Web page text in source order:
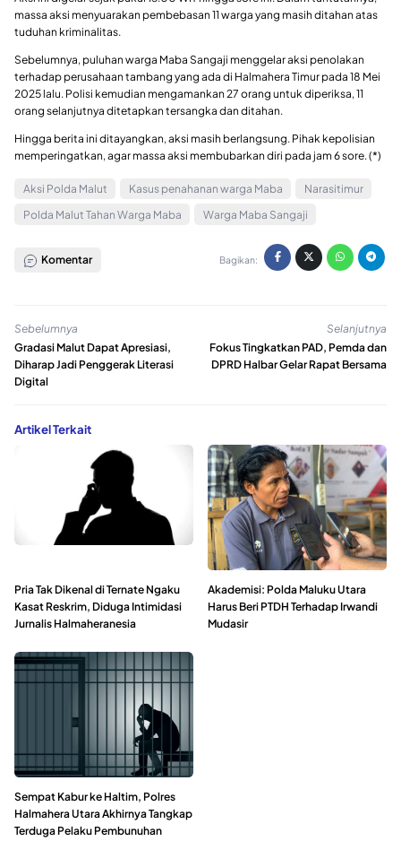
massa aksi menyuarakan pembebasan 11 warga yang masih ditahan atas
tuduhan kriminalitas.
Sebelumnya, puluhan warga Maba Sangaji menggelar aksi penolakan
terhadap perusahaan tambang yang ada di Halmahera Timur pada 18 Mei
2025 lalu. Polisi kemudian mengamankan 27 orang untuk diperiksa, 11
orang selanjutnya ditetapkan tersangka dan ditahan.
Hingga berita ini ditayangkan, aksi masih berlangsung. Pihak kepolisian
memperingatkan, agar massa aksi membubarkan diri pada jam 6 sore. (*)
Aksi Polda Malut Kasus penahanan warga Maba
Narasitimur
Polda Malut Tahan Warga Maba
Warga Maba Sangaji
Komentar Bagikan:
Sebelumnya
Gradasi Malut Dapat Apresiasi,
Diharap Jadi Penggerak Literasi
Digital
Selanjutnya
Fokus Tingkatkan PAD, Pemda dan
DPRD Halbar Gelar Rapat Bersama
Artikel Terkait
Pria Tak Dikenal di Ternate Ngaku
Kasat Reskrim, Diduga Intimidasi
Jurnalis Halmaheranesia
Akademisi: Polda Maluku Utara
Harus Beri PTDH Terhadap Irwandi
Mudasir
Sempat Kabur ke Haltim, Polres
Halmahera Utara Akhirnya Tangkap
Terduga Pelaku Pembunuhan